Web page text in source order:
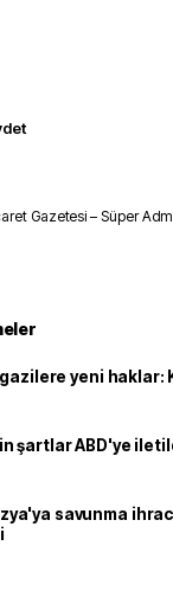
Gazetesi – Süper
gazilere yeni haklar:
şartlar ABD'ye
savunma